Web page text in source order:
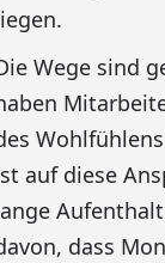
Wege sind
auf diese
dass